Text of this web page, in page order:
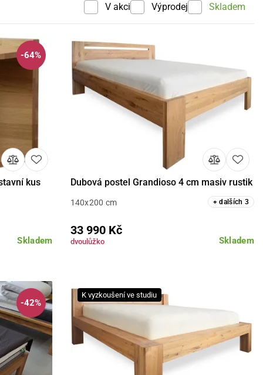
V akci Výprodej Skladem
-64%
kus
Skladem
Detail
Dubová postel Grandioso 4 cm masiv rustik
140x200 cm + dalších 3
Skladem
33 990 Kč
dvoulůžko
-42%
K vyzkoušení ve studiu